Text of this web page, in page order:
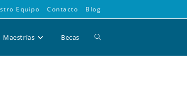
Equipo Contacto Blog
Maestrías Becas Alternar